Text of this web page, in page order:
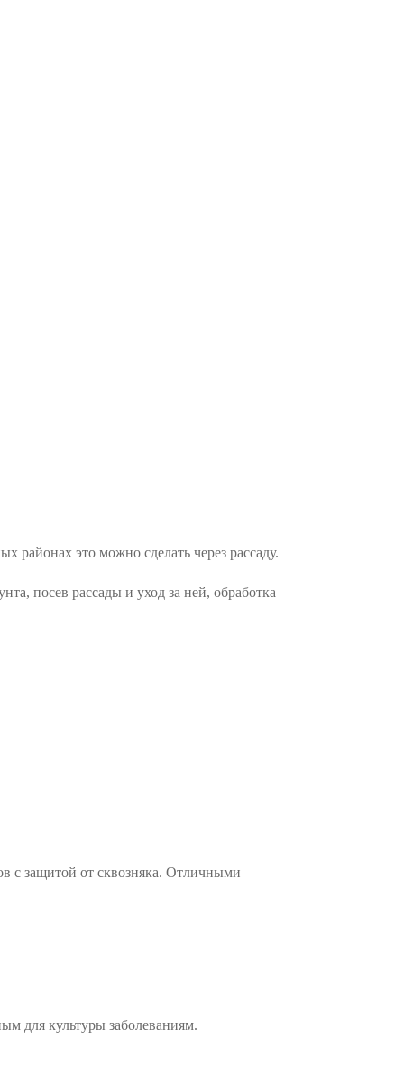
районах это можно сделать через рассаду.
посев рассады и уход за ней, обработка
с защитой от сквозняка. Отличными
для культуры заболеваниям.